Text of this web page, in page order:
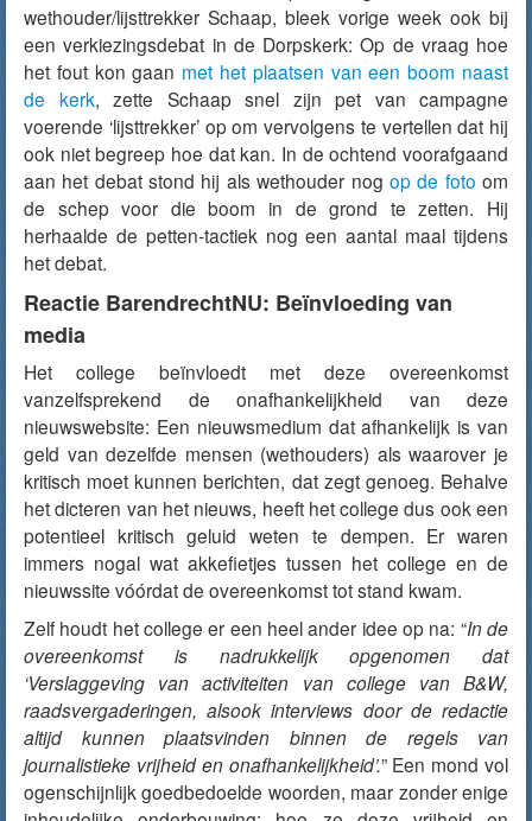
wethouder/lijsttrekker Schaap, bleek vorige week ook bij
een verkiezingsdebat in de Dorpskerk: Op de vraag hoe
het fout kon gaan met het plaatsen van een boom naast
de kerk, zette Schaap snel zijn pet van campagne
voerende ‘lijsttrekker’ op om vervolgens te vertellen dat hij
ook niet begreep hoe dat kan. In de ochtend voorafgaand
aan het debat stond hij als wethouder nog op de foto om
de schep voor die boom in de grond te zetten. Hij
herhaalde de petten-tactiek nog een aantal maal tijdens
het debat.
Reactie BarendrechtNU: Beïnvloeding van
media
Het college beïnvloedt met deze overeenkomst
vanzelfsprekend de onafhankelijkheid van deze
nieuwswebsite: Een nieuwsmedium dat afhankelijk is van
geld van dezelfde mensen (wethouders) als waarover je
kritisch moet kunnen berichten, dat zegt genoeg. Behalve
het dicteren van het nieuws, heeft het college dus ook een
potentieel kritisch geluid weten te dempen. Er waren
immers nogal wat akkefietjes tussen het college en de
nieuwssite vóórdat de overeenkomst tot stand kwam.
Zelf houdt het college er een heel ander idee op na: “In de
overeenkomst is nadrukkelijk opgenomen dat
‘Verslaggeving van activiteiten van college van B&W,
raadsvergaderingen, alsook interviews door de redactie
altijd kunnen plaatsvinden binnen de regels van
journalistieke vrijheid en onafhankelijkheid’.” Een mond vol
ogenschijnlijk goedbedoelde woorden, maar zonder enige